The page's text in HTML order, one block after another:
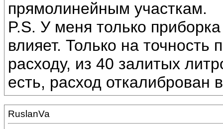
прямолинейным участкам.
P.S. У меня только
влияет. Только на
расходу, из 40 залитых
есть, расход откалиброван
RuslanVa